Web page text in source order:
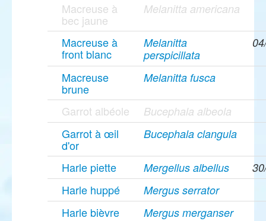
Macreuse à
bec jaune
Melanitta americana
Macreuse à
front blanc
Melanitta
perspicillata
Macreuse
brune
Melanitta fusca
Garrot albéole Bucephala albeola
Garrot à œil
d'or
Bucephala clangula
Harle piette Mergellus albellus
Harle huppé Mergus serrator
Harle bièvre Mergus merganser